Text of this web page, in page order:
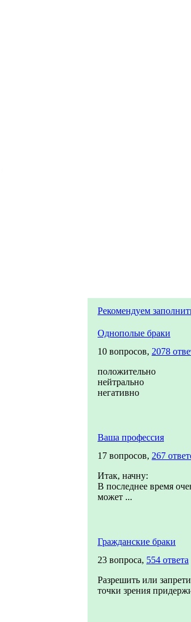
Рекомендуем
Однополые браки
10 вопросов, 2078
положительно
нейтрально
негативно
Ваша профессия
17 вопросов, 267
Итак, начну:
В последнее время
может ...
Гражданские браки
23 вопроса, 554 ответа
Разрешить или
точки зрения